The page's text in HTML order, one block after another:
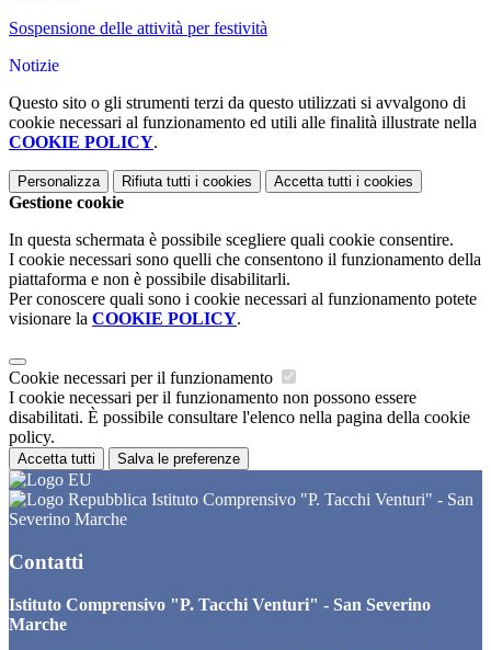
Sospensione delle attività per festività
Notizie
Questo sito o gli strumenti terzi da questo utilizzati si avvalgono di
cookie necessari al funzionamento ed utili alle finalità illustrate nella
COOKIE POLICY.
Personalizza Rifiuta tutti i cookies Accetta tutti i cookies
Gestione cookie
In questa schermata è possibile scegliere quali cookie consentire.
I cookie necessari sono quelli che consentono il funzionamento della
piattaforma e non è possibile disabilitarli.
Per conoscere quali sono i cookie necessari al funzionamento potete
visionare la COOKIE POLICY.
Cookie necessari per il funzionamento
I cookie necessari per il funzionamento non possono essere
disabilitati. È possibile consultare l'elenco nella pagina della cookie
policy.
Accetta tutti Salva le preferenze
Istituto Comprensivo "P. Tacchi Venturi" - San
Severino Marche
Contatti
Istituto Comprensivo "P. Tacchi Venturi" - San Severino
Marche